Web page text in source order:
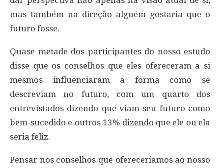
mas também na direção alguém gostaria que o
futuro fosse.
Quase metade dos participantes do nosso estudo
disse que os conselhos que eles ofereceram a si
mesmos influenciaram a forma como se
descreviam no futuro, com um quarto dos
entrevistados dizendo que viam seu futuro como
bem-sucedido e outros 13% dizendo que ele ou ela
seria feliz.
Pensar nos conselhos que ofereceríamos ao nosso